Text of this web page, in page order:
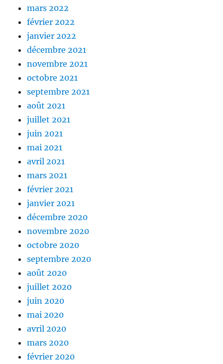
mars 2022
février 2022
janvier 2022
décembre 2021
novembre 2021
octobre 2021
septembre 2021
août 2021
juillet 2021
juin 2021
mai 2021
avril 2021
mars 2021
février 2021
janvier 2021
décembre 2020
novembre 2020
octobre 2020
septembre 2020
août 2020
juillet 2020
juin 2020
mai 2020
avril 2020
mars 2020
février 2020